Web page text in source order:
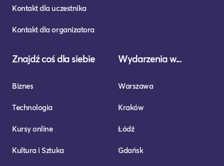
Kontakt dla uczestnika
Kontakt dla organizatora
Znajdź coś dla siebie
Biznes
Technologia
Kursy online
Kultura i Sztuka
Wydarzenia w...
Warszawa
Kraków
Łódź
Gdańsk